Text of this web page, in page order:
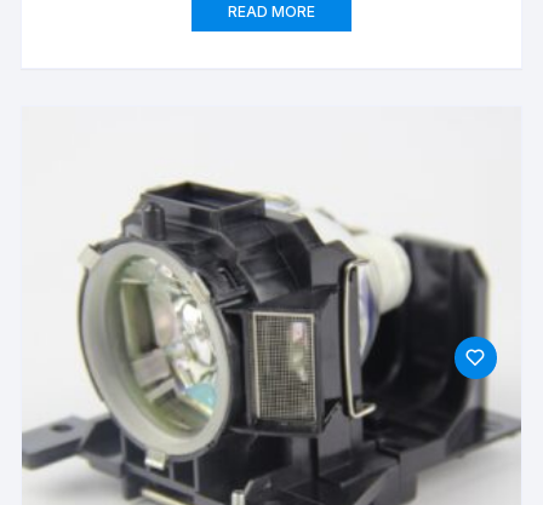
READ MORE